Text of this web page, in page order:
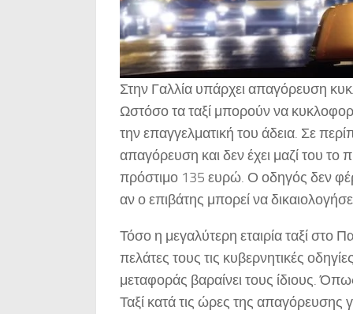
Στην Γαλλία υπάρχει απαγόρευση
Ωστόσο τα ταξί μπορούν να
την επαγγελματική του άδεια. Σε
απαγόρευση και δεν έχει μαζί του το
πρόστιμο 135 ευρώ. Ο οδηγός δεν
αν ο επιβάτης μπορεί να
Τόσο η μεγαλύτερη εταιρία ταξί στο
πελάτες τους τις κυβερνητικές
μεταφοράς βαραίνει τους ίδιους.
Ταξί κατά τις ώρες της απαγόρευσης